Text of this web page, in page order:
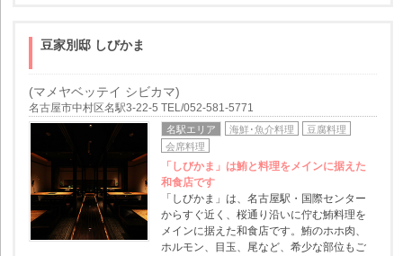
豆家別邸 しびかま
(マメヤベッテイ シビカマ)
名古屋市中村区名駅3-22-5 TEL/052-581-5771
名駅エリア 海鮮･魚介料理
豆腐料理
会席料理
「しびかま」は鮪と料理をメインに据えた
和食店です
「しびかま」は、名古屋駅・国際センター
からすぐ近く、桜通り沿いに佇む鮪料理を
メインに据えた和食店です。鮪のホホ肉、
ホルモン、目玉、尾など、希少な部位もご